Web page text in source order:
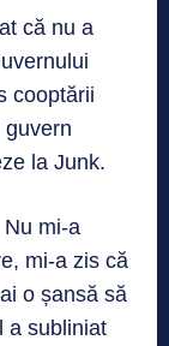
că nu a
cooptării
la Junk.
Nu mi-a
mi-a zis că
o șansă să
a subliniat